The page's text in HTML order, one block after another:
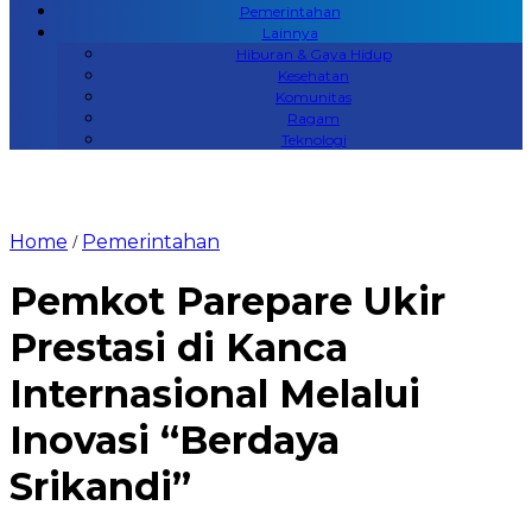
Pemerintahan
Lainnya
Hiburan & Gaya Hidup
Kesehatan
Komunitas
Ragam
Teknologi
Home / Pemerintahan
Pemkot Parepare Ukir
Prestasi di Kanca
Internasional Melalui
Inovasi “Berdaya
Srikandi”